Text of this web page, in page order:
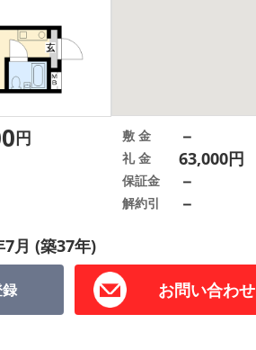
お問い合わせ
円
7月 (築37年)
敷 金 －
礼 金 63,000円
保証金 －
解約引 －